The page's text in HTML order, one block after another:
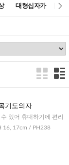
대형십자가 레
기도의자
있어 휴대하기에 편리
16, 17cm / PH238